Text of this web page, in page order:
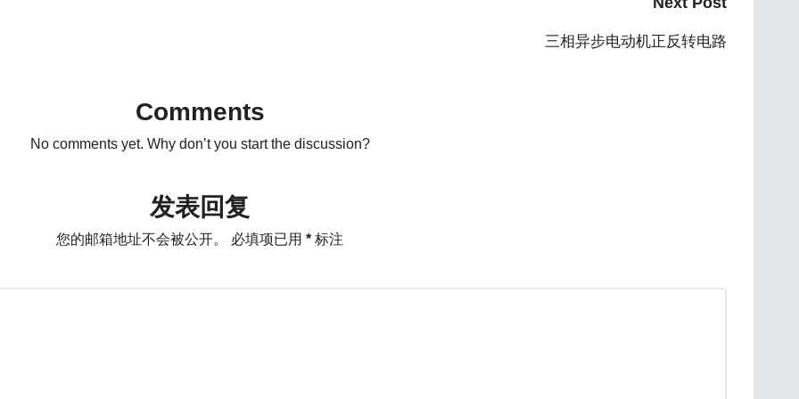
三相异步电动机正反转电路
Comments
No comments yet. Why don’t you start the discussion?
发表回复
您的邮箱地址不会被公开。 必填项已用 * 标注